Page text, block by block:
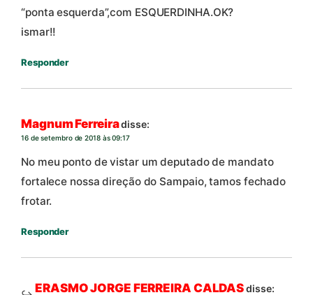
“ponta esquerda”,com ESQUERDINHA.OK?
ismar!!
Responder
Magnum Ferreiradisse:
16 de setembro de 2018 às 09:17
No meu ponto de vistar um deputado de mandato
fortalece nossa direção do Sampaio, tamos fechado
frotar.
Responder
ERASMO JORGE FERREIRA CALDASdisse: